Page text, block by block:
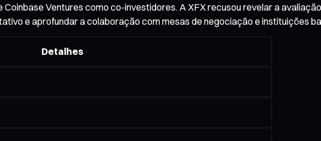
Ventures como co-investidores. A XFX recusou revelar a
e aprofundar a colaboração com mesas de negociação e instituições
Detalhes